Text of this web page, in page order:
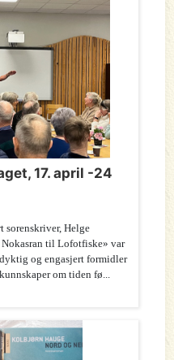
17. april -24
sorenskriver, Helge
Nokasran til Lofotfiske» var
og engasjert formidler
om tiden fø...